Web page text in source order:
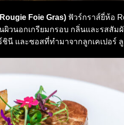
Foie Gras) ฟัวร์กราส์ยี่ห้อ
ผิวนอกเกรียมกรอบ กลิ่นและรสสั
นี และซอสที่ทำมาจากลูกเคเปอร์